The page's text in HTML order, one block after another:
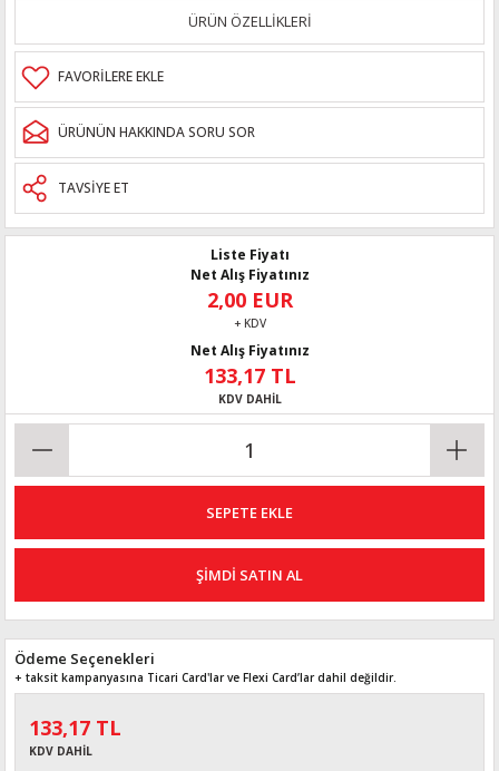
ÜRÜN ÖZELLİKLERİ
ÜRÜNÜN HAKKINDA SORU SOR
TAVSİYE ET
Liste Fiyatı
Net Alış Fiyatınız
2,00 EUR
+ KDV
Net Alış Fiyatınız
133,17 TL
KDV DAHİL
SEPETE EKLE
ŞİMDİ SATIN AL
Ödeme Seçenekleri
+ taksit kampanyasına Ticari Card'lar ve Flexi Card’lar dahil değildir.
133,17 TL
KDV DAHİL